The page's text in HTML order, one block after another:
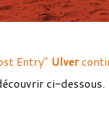
Entry" Ulver
ci-dessous.